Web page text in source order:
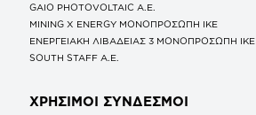
GAIO PHOTOVOLTAIC Α.Ε.
MINING X ENERGY ΜΟΝΟΠΡΟΣΩΠΗ ΙΚΕ
ΕΝΕΡΓΕΙΑΚΗ ΛΙΒΑΔΕΙΑΣ 3 ΜΟΝΟΠΡΟΣΩΠΗ ΙΚΕ
SOUTH STAFF Α.Ε.
ΧΡΗΣΙΜΟΙ ΣΥΝΔΕΣΜΟΙ